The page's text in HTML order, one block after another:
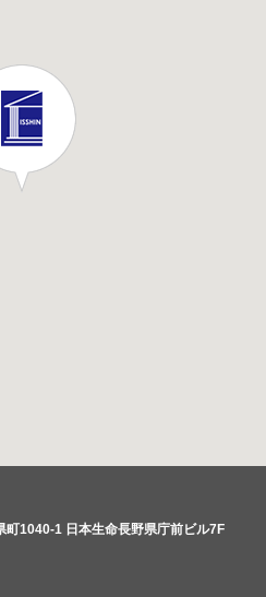
町1040-1 日本生命長野県庁前ビル7F